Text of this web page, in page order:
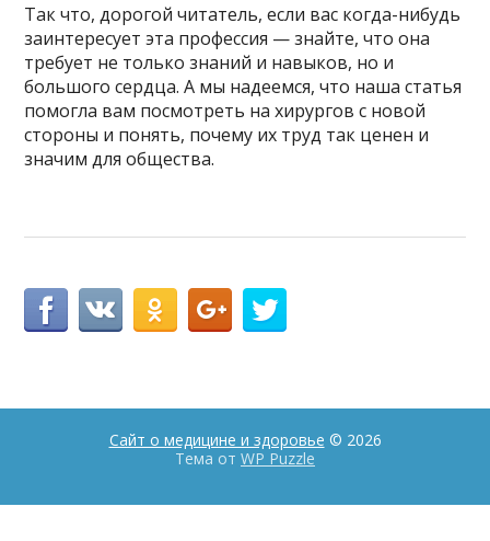
Так что, дорогой читатель, если вас когда-нибудь
заинтересует эта профессия — знайте, что она
требует не только знаний и навыков, но и
большого сердца. А мы надеемся, что наша статья
помогла вам посмотреть на хирургов с новой
стороны и понять, почему их труд так ценен и
значим для общества.
Сайт о медицине и здоровье © 2026
Тема от WP Puzzle